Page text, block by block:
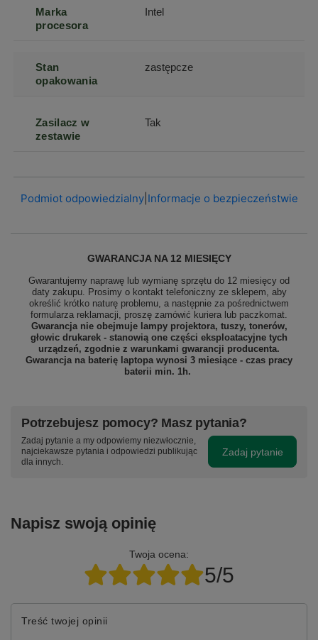
Marka
procesora
Intel
Stan
opakowania
zastępcze
Zasilacz w
zestawie
Tak
Podmiot odpowiedzialny| Informacje o bezpieczeństwie
GWARANCJA NA 12 MIESIĘCY
Gwarantujemy naprawę lub wymianę sprzętu do 12 miesięcy od
daty zakupu. Prosimy o kontakt telefoniczny ze sklepem, aby
określić krótko naturę problemu, a następnie za pośrednictwem
formularza reklamacji, proszę zamówić kuriera lub paczkomat.
Gwarancja nie obejmuje lampy projektora, tuszy, tonerów,
głowic drukarek - stanowią one części eksploatacyjne tych
urządzeń, zgodnie z warunkami gwarancji producenta.
Gwarancja na baterię laptopa wynosi 3 miesiące - czas pracy
baterii min. 1h.
Potrzebujesz pomocy? Masz pytania?
Zadaj pytanie a my odpowiemy niezwłocznie,
najciekawsze pytania i odpowiedzi publikując
dla innych.
Zadaj pytanie
Napisz swoją opinię
Twoja ocena:
5/5
Treść twojej opinii